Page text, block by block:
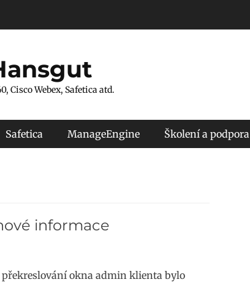
Cisco Webex, Safetica atd.
Safetica ManageEngine Školení a podpora
informace
okna admin klienta bylo